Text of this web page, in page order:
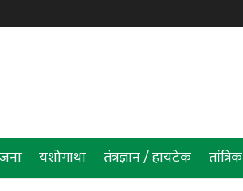
यशोगाथा तंत्रज्ञान / हायटेक तांत्रिक